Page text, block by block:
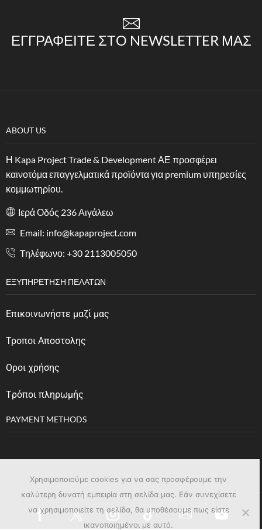
ΕΓΓΡΑΦΕΊΤΕ ΣΤΟ NEWSLETTER ΜΑΣ
ABOUT US
Η Kapa Project Trade & Development ΑΕ προσφέρει
καινοτόμα επαγγελματικά προϊόντα για premium υπηρεσίες
κομμωτηρίου.
Ιερά Οδός 236 Αιγάλεω
Email: info@kapaproject.com
Tηλέφωνο: +30 2113005050
ΕΞΥΠΗΡΈΤΗΣΗ ΠΕΛΑΤΏΝ
Επικοινωνήστε μαζί μας
Τροποι Αποστολης
Οροι χρήσης
Tρόποι πληρωμής
PAYMENT METHODS
Χρησιμοποιούμε cookies για να σας προσφέρουμε την
καλύτερη δυνατή εμπειρία στη σελίδα μας. Εάν συνεχίσετε
να χρησιμοποιείτε τη σελίδα, θα υποθέσουμε πως είστε
ικανοποιημένοι με αυτό.